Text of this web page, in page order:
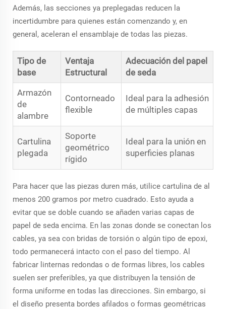
Además, las secciones ya preplegadas reducen la
incertidumbre para quienes están comenzando y, en
general, aceleran el ensamblaje de todas las piezas.
Tipo de
base
Ventaja
Estructural
Adecuación del papel
de seda
Armazón
de
alambre
Contorneado
flexible
Ideal para la adhesión
de múltiples capas
Cartulina
plegada
Soporte
geométrico
rígido
Ideal para la unión en
superficies planas
Para hacer que las piezas duren más, utilice cartulina de al
menos 200 gramos por metro cuadrado. Esto ayuda a
evitar que se doble cuando se añaden varias capas de
papel de seda encima. En las zonas donde se conectan los
cables, ya sea con bridas de torsión o algún tipo de epoxi,
todo permanecerá intacto con el paso del tiempo. Al
fabricar linternas redondas o de formas libres, los cables
suelen ser preferibles, ya que distribuyen la tensión de
forma uniforme en todas las direcciones. Sin embargo, si
el diseño presenta bordes afilados o formas geométricas